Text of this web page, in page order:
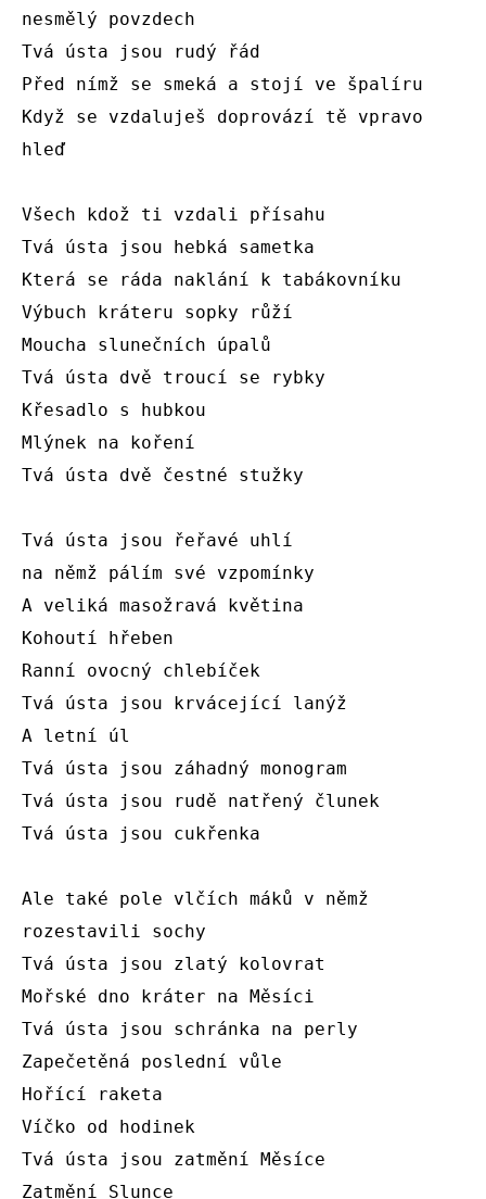
nesmělý povzdech
Tvá ústa jsou rudý řád
Před nímž se smeká a stojí ve špalíru
Když se vzdaluješ doprovází tě vpravo
hleď
Všech kdož ti vzdali přísahu
Tvá ústa jsou hebká sametka
Která se ráda naklání k tabákovníku
Výbuch kráteru sopky růží
Moucha slunečních úpalů
Tvá ústa dvě troucí se rybky
Křesadlo s hubkou
Mlýnek na koření
Tvá ústa dvě čestné stužky
Tvá ústa jsou řeřavé uhlí
na němž pálím své vzpomínky
A veliká masožravá květina
Kohoutí hřeben
Ranní ovocný chlebíček
Tvá ústa jsou krvácející lanýž
A letní úl
Tvá ústa jsou záhadný monogram
Tvá ústa jsou rudě natřený člunek
Tvá ústa jsou cukřenka
Ale také pole vlčích máků v němž
rozestavili sochy
Tvá ústa jsou zlatý kolovrat
Mořské dno kráter na Měsíci
Tvá ústa jsou schránka na perly
Zapečetěná poslední vůle
Hořící raketa
Víčko od hodinek
Tvá ústa jsou zatmění Měsíce
Zatmění Slunce